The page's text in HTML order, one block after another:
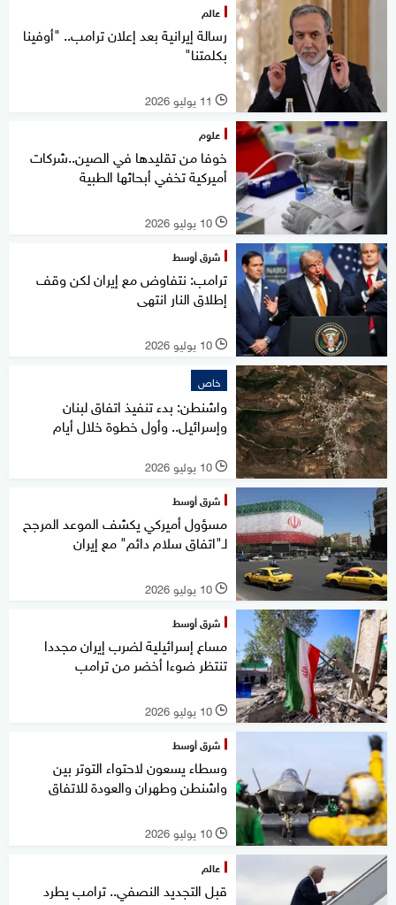
عالم
رسالة إيرانية بعد إعلان ترامب.. "أوفينا
بكلمتنا"
l 11 يوليو 2026
علوم
خوفا من تقليدها في الصين..شركات
أميركية تخفي أبحاثها الطبية
l 10 يوليو 2026
شرق أوسط
ترامب: نتفاوض مع إيران لكن وقف
إطلاق النار انتهى
l 10 يوليو 2026
خاص
واشنطن: بدء تنفيذ اتفاق لبنان
وإسرائيل.. وأول خطوة خلال أيام
l 10 يوليو 2026
شرق أوسط
مسؤول أميركي يكشف الموعد المرجح
لـ"اتفاق سلام دائم" مع إيران
l 10 يوليو 2026
شرق أوسط
مساع إسرائيلية لضرب إيران مجددا
تنتظر ضوءا أخضر من ترامب
l 10 يوليو 2026
شرق أوسط
وسطاء يسعون لاحتواء التوتر بين
واشنطن وطهران والعودة للاتفاق
l 10 يوليو 2026
عالم
قبل التجديد النصفي.. ترامب يطرد